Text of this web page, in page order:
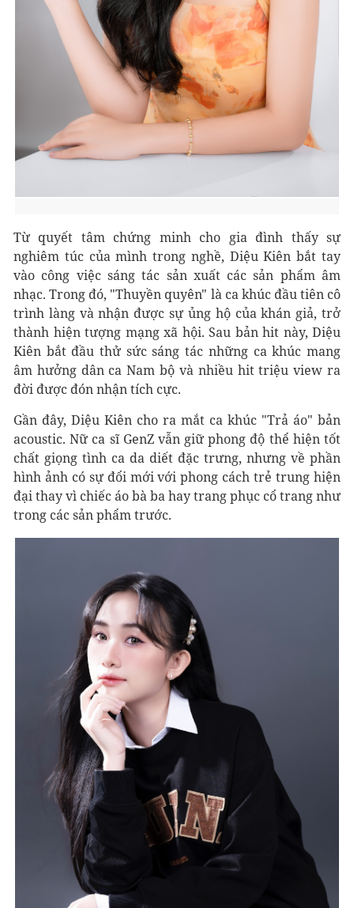
Từ quyết tâm chứng minh cho gia đình thấy sự
nghiêm túc của mình trong nghề, Diệu Kiên bắt tay
vào công việc sáng tác sản xuất các sản phẩm âm
nhạc. Trong đó, "Thuyền quyên" là ca khúc đầu tiên cô
trình làng và nhận được sự ủng hộ của khán giả, trở
thành hiện tượng mạng xã hội. Sau bản hit này, Diệu
Kiên bắt đầu thử sức sáng tác những ca khúc mang
âm hưởng dân ca Nam bộ và nhiều hit triệu view ra
đời được đón nhận tích cực.
Gần đây, Diệu Kiên cho ra mắt ca khúc "Trả áo" bản
acoustic. Nữ ca sĩ GenZ vẫn giữ phong độ thể hiện tốt
chất giọng tình ca da diết đặc trưng, nhưng về phần
hình ảnh có sự đổi mới với phong cách trẻ trung hiện
đại thay vì chiếc áo bà ba hay trang phục cổ trang như
trong các sản phẩm trước.